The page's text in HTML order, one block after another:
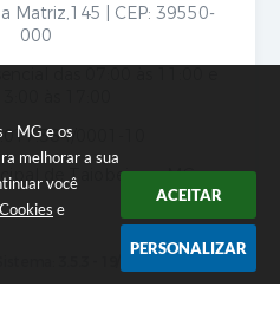
- MG e os
melhorar a sua
você
e
ACEITAR
PERSONALIZAR
Matriz,145 | CEP: 39550-
000
0001-10
de Taiobeiras - MG